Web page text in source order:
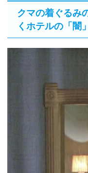
クマの着ぐるみ
くホテルの「闇」